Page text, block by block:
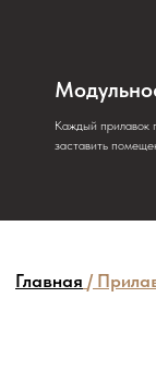
Каждый прилавок
заставить